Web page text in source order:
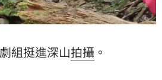
組挺進深山拍攝 。